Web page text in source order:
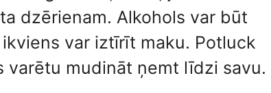
dzērienam. Alkohols var būt
var iztīrīt maku. Potluck
varētu mudināt ņemt līdzi savu.